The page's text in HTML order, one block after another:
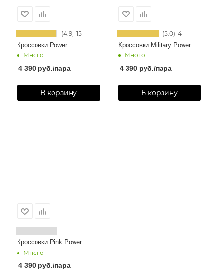
(4.9) 15
Кроссовки Power
Много
4 390 руб./пара
В корзину
(5.0) 4
Кроссовки Military Power
Много
4 390руб./пара
В корзину
Кроссовки Pink Power
Много
4 390 руб./пара